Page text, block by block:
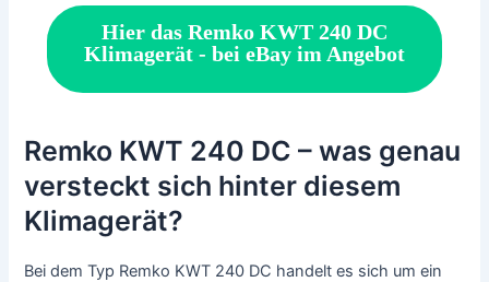
Hier das Remko KWT 240 DC
Klimagerät - bei eBay im Angebot
Remko KWT 240 DC – was genau
versteckt sich hinter diesem
Klimagerät?
Bei dem Typ Remko KWT 240 DC handelt es sich um ein